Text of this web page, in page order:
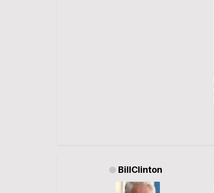
BillClinton